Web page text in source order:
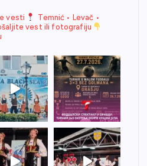
vesti
Temnić • Levač •
vest ili fotografiju